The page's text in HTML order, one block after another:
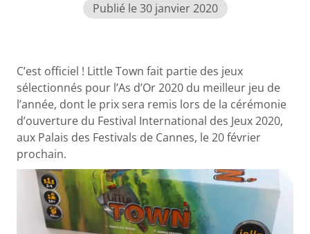
Publié le 30 janvier 2020
C’est officiel ! Little Town fait partie des jeux
sélectionnés pour l’As d’Or 2020 du meilleur jeu de
l’année, dont le prix sera remis lors de la cérémonie
d’ouverture du Festival International des Jeux 2020,
aux Palais des Festivals de Cannes, le 20 février
prochain.